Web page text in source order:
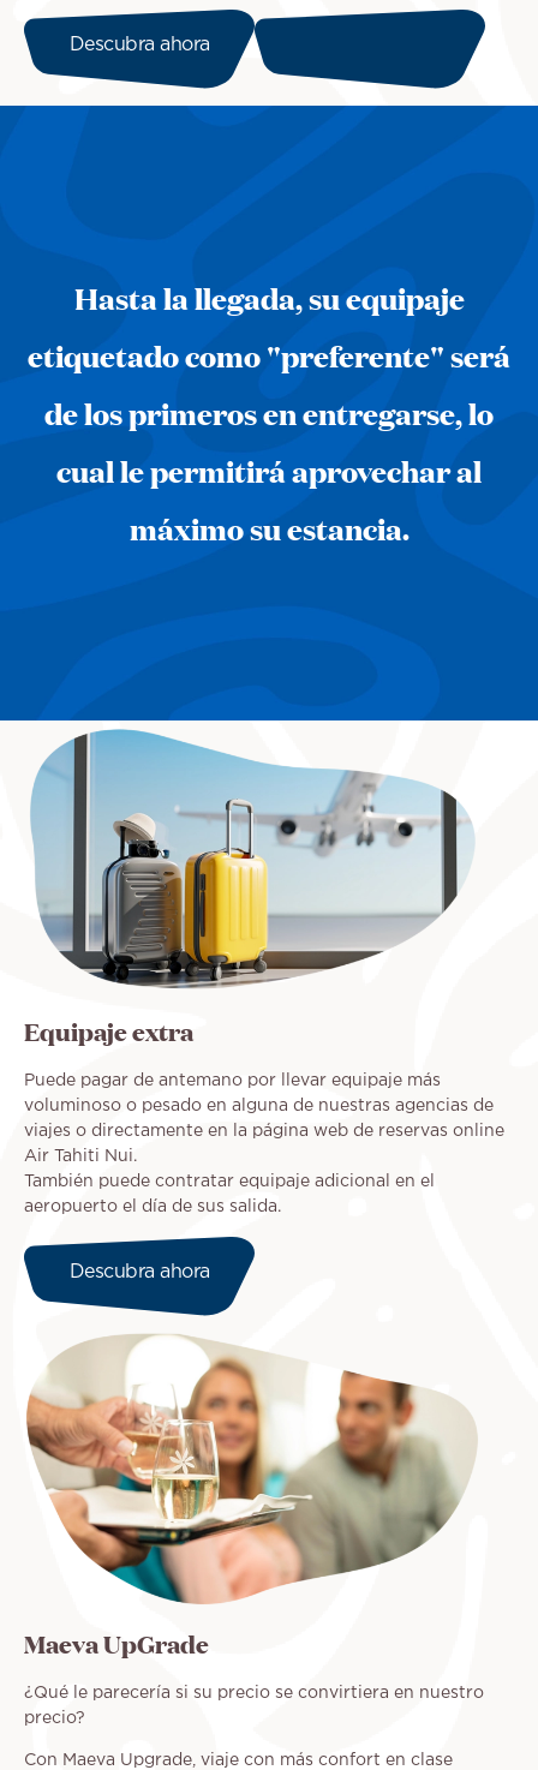
Descubra ahora
Hasta la llegada, su equipaje
etiquetado como "preferente" será
de los primeros en entregarse, lo
cual le permitirá aprovechar al
máximo su estancia.
Equipaje extra
Puede pagar de antemano por llevar equipaje más
voluminoso o pesado en alguna de nuestras agencias de
viajes o directamente en la página web de reservas online
Air Tahiti Nui.
También puede contratar equipaje adicional en el
aeropuerto el día de sus salida.
Descubra ahora
Maeva UpGrade
¿Qué le parecería si su precio se convirtiera en nuestro
precio?
Con Maeva Upgrade, viaje con más confort en clase